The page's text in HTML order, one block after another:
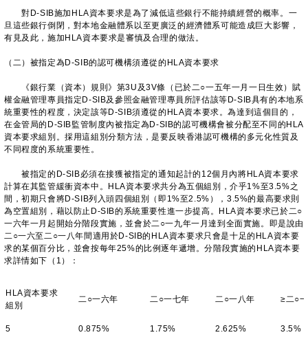
對D-SIB施加HLA資本要求是為了減低這些銀行不能持續經營的概率。一
旦這些銀行倒閉，對本地金融體系以至更廣泛的經濟體系可能造成巨大影響，
有見及此，施加HLA資本要求是審慎及合理的做法。
（二）被指定為D-SIB的認可機構須遵從的HLA資本要求
《銀行業（資本）規則》第3U及3V條（已於二○一五年一月一日生效）賦
權金融管理專員指定D-SIB及參照金融管理專員所評估該等D-SIB具有的本地系
統重要性的程度，決定該等D-SIB須遵從的HLA資本要求。為達到這個目的，
在金管局的D-SIB監管制度內被指定為D-SIB的認可機構會被分配至不同的HLA
資本要求組別。採用這組別分類方法，是要反映香港認可機構的多元化性質及
不同程度的系統重要性。
被指定的D-SIB必須在接獲被指定的通知起計的12個月內將HLA資本要求
計算在其監管緩衝資本中。HLA資本要求共分為五個組別，介乎1%至3.5%之
間，初期只會將D-SIB列入頭四個組別（即1%至2.5%），3.5%的最高要求則
為空置組別，藉以防止D-SIB的系統重要性進一步提高。HLA資本要求已於二○
一六年一月起開始分階段實施，並會於二○一九年一月達到全面實施。即是說由
二○一六至二○一八年間適用於D-SIB的HLA資本要求只會是十足的HLA資本要
求的某個百分比，並會按每年25%的比例逐年遞增。分階段實施的HLA資本要
求詳情如下（1）：
HLA資本要求
組別
二○一六年 二○一七年 二○一八年 ≥二○
5 0.875% 1.75% 2.625% 3.5%